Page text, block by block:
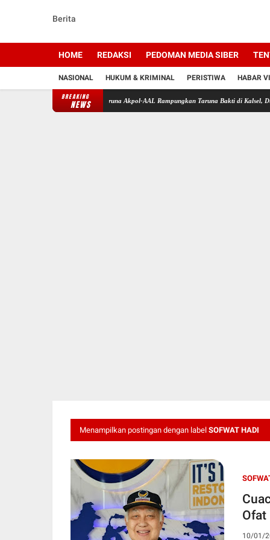
Berita
HOME REDAKSI PEDOMAN MEDIA SIBER
NASIONAL HUKUM & KRIMINAL PERISTIWA HABAR
BREAKING
NEWS
15 Taruna Akpol-AAL Rampungkan Taruna Bakti di Kalsel, Dukung
Menampilkan postingan dengan label SOFWAT HADI
Ofat
10/01/